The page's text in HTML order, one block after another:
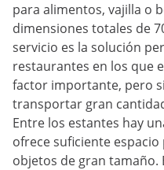
para alimentos, vajilla o
dimensiones totales de
servicio es la solución
restaurantes en los que
factor importante, pero
transportar gran
Entre los estantes hay
ofrece suficiente
objetos de gran tamaño.